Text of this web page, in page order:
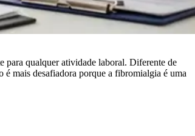
para qualquer atividade laboral. Diferente de
mais desafiadora porque a fibromialgia é uma